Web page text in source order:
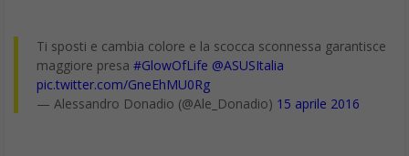
Ti sposti e cambia colore e la scocca sconnessa garantisce
maggiore presa #GlowOfLife @ASUSItalia
pic.twitter.com/GneEhMU0Rg
— Alessandro Donadio (@Ale_Donadio) 15 aprile 2016